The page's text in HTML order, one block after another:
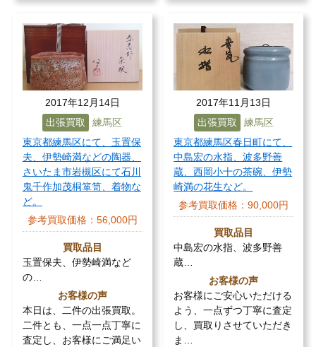
2017年12月14日
出張買取
練馬区
東京都練馬区にて、玉置保
夫、伊勢崎満などの陶器、
さいたま市岩槻区にて石川
鬼千作加茂桐箪笥、着物な
ど。
参考買取価格： 56,000円
買取品目
玉置保夫、伊勢崎満など
の…
お客様の声
本日は、二件の出張買取。
二件とも、一点一点丁寧に
査定し、お客様にご満足い
2017年11月13日
出張買取
練馬区
東京都練馬区春日町にて、
中島宏の水指、波多野善
蔵、西岡小十の茶碗、伊勢
崎満の花生など。
参考買取価格：90,000円
買取品目
中島宏の水指、波多野善
蔵…
お客様の声
お客様にご安心いただける
よう、一点ずつ丁寧に査定
し、買取りさせていただき
ま…